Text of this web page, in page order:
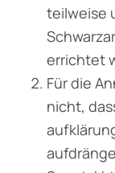
teilweise
errichtet
Für die
nicht,